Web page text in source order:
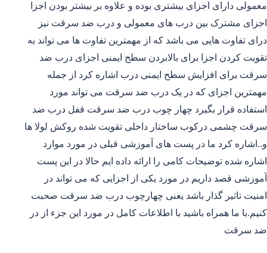
معمولی دارای اجزای بیشتری بوده و علاوه بر بیشتر بودن اجزا
اجزای مشترک بین درب های معمولی و درب ضد سرقت نیز
درای تفاوت هایی می باشد که از مهمترین تفاوت ها می تواند به
تقویت کردن اجزا برای بالابردن سطح ایمنی اجزای درب ضد
سرقت برای افزایش سطح ایمنی درب اشاره کرد از جمله
مهمترین اجزای که در یک درب ضد سرقت می تواند مورد
استفاده قرار بگیرد چهار چوب درب ضد سرقت قفل درب ضد
سرقت چشمی درکوب ساختار داخلی تقویت شده روکش لولا ها
و..اشاره کرد ما در پست های آموزشی قبلی در مورد موارد
اشاره شده توضیحات کامی را ارائه داده ایم حالا در این پست
آموزشی قصد داریم در مورد یکی از اجزایی که می تواند در
امنیت تاثیر گذار باشد یعنی چهارچوب درب ضد سرقت صحبت
کنیم.با ما همراه باشید با اطلاعات کامل در مورد این جزء از در
ضد سرقت